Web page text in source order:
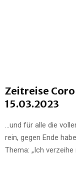
Zeitreise
15.03.2023
…und für alle die
rein, gegen Ende
Thema: „Ich verzeihe